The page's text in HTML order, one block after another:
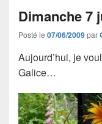
Dimanche 7
Posté le 07/06/2009par
Aujourd’hui, je
Galice…